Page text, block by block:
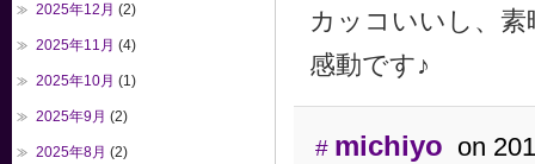
カッコいいし、
感動です♪
# michiyo on
2025年12月 (2)
2025年11月 (4)
2025年10月 (1)
2025年9月 (2)
2025年8月 (2)